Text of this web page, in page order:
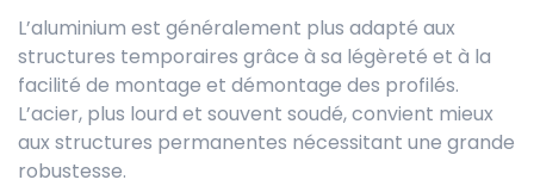
L’aluminium est généralement plus adapté aux
structures temporaires grâce à sa légèreté et à la
facilité de montage et démontage des profilés.
L’acier, plus lourd et souvent soudé, convient mieux
aux structures permanentes nécessitant une grande
robustesse.